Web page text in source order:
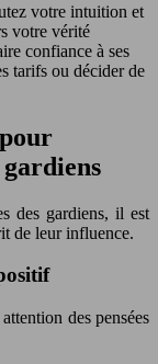
votre intuition et
votre vérité
confiance à ses
tarifs ou décider de
gardiens
des gardiens, il est
de leur influence.
des pensées